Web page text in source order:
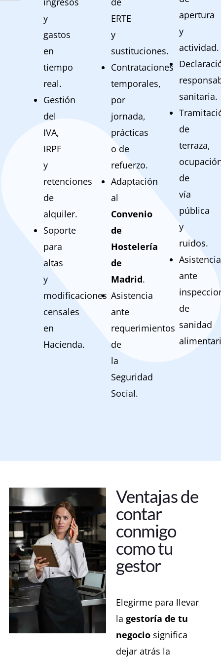
y
gastos
en
tiempo
real.
Gestión
del
IVA,
IRPF
y
retenciones
de
alquiler.
Soporte
para
altas
y
modificaciones
censales
en
Hacienda.
ERTE
y
sustituciones.
Contrataciones
temporales,
por
jornada,
prácticas
o de
refuerzo.
Adaptación
al
Convenio
de
Hostelería
de
Madrid.
Asistencia
ante
requerimientos
de
la
Seguridad
Social.
apertura
y
actividad.
sanitaria.
de
terraza,
de
vía
pública
y
ruidos.
Asistencia
ante
de
sanidad
Ventajas de
contar
conmigo
como tu
gestor
Elegirme para llevar
la gestoría de tu
negocio significa
dejar atrás la